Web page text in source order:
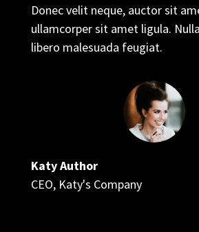
Donec velit neque, auctor sit
ullamcorper sit amet ligula.
libero malesuada feugiat.
Katy Author
CEO, Katy's Company